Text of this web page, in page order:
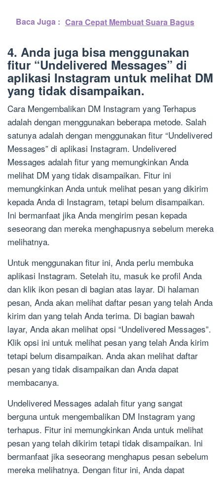
Baca Juga : Cara Cepat Membuat Suara Bagus
4. Anda juga bisa menggunakan
fitur “Undelivered Messages” di
aplikasi Instagram untuk melihat DM
yang tidak disampaikan.
Cara Mengembalikan DM Instagram yang Terhapus
adalah dengan menggunakan beberapa metode. Salah
satunya adalah dengan menggunakan fitur “Undelivered
Messages” di aplikasi Instagram. Undelivered
Messages adalah fitur yang memungkinkan Anda
melihat DM yang tidak disampaikan. Fitur ini
memungkinkan Anda untuk melihat pesan yang dikirim
kepada Anda di Instagram, tetapi belum disampaikan.
Ini bermanfaat jika Anda mengirim pesan kepada
seseorang dan mereka menghapusnya sebelum mereka
melihatnya.
Untuk menggunakan fitur ini, Anda perlu membuka
aplikasi Instagram. Setelah itu, masuk ke profil Anda
dan klik ikon pesan di bagian atas layar. Di halaman
pesan, Anda akan melihat daftar pesan yang telah Anda
kirim dan yang telah Anda terima. Di bagian bawah
layar, Anda akan melihat opsi “Undelivered Messages”.
Klik opsi ini untuk melihat pesan yang telah Anda kirim
tetapi belum disampaikan. Anda akan melihat daftar
pesan yang tidak disampaikan dan Anda dapat
membacanya.
Undelivered Messages adalah fitur yang sangat
berguna untuk mengembalikan DM Instagram yang
terhapus. Fitur ini memungkinkan Anda untuk melihat
pesan yang telah dikirim tetapi tidak disampaikan. Ini
bermanfaat jika seseorang menghapus pesan sebelum
mereka melihatnya. Dengan fitur ini, Anda dapat